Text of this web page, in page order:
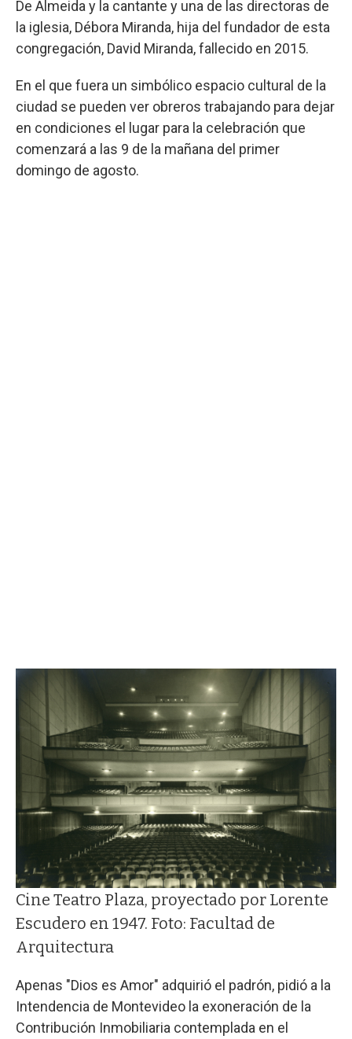
De Almeida y la cantante y una de las directoras de
la iglesia, Débora Miranda, hija del fundador de esta
congregación, David Miranda, fallecido en 2015.
En el que fuera un simbólico espacio cultural de la
ciudad se pueden ver obreros trabajando para dejar
en condiciones el lugar para la celebración que
comenzará a las 9 de la mañana del primer
domingo de agosto.
Cine Teatro Plaza, proyectado por Lorente
Escudero en 1947. Foto: Facultad de
Arquitectura
Apenas "Dios es Amor" adquirió el padrón, pidió a la
Intendencia de Montevideo la exoneración de la
Contribución Inmobiliaria contemplada en el